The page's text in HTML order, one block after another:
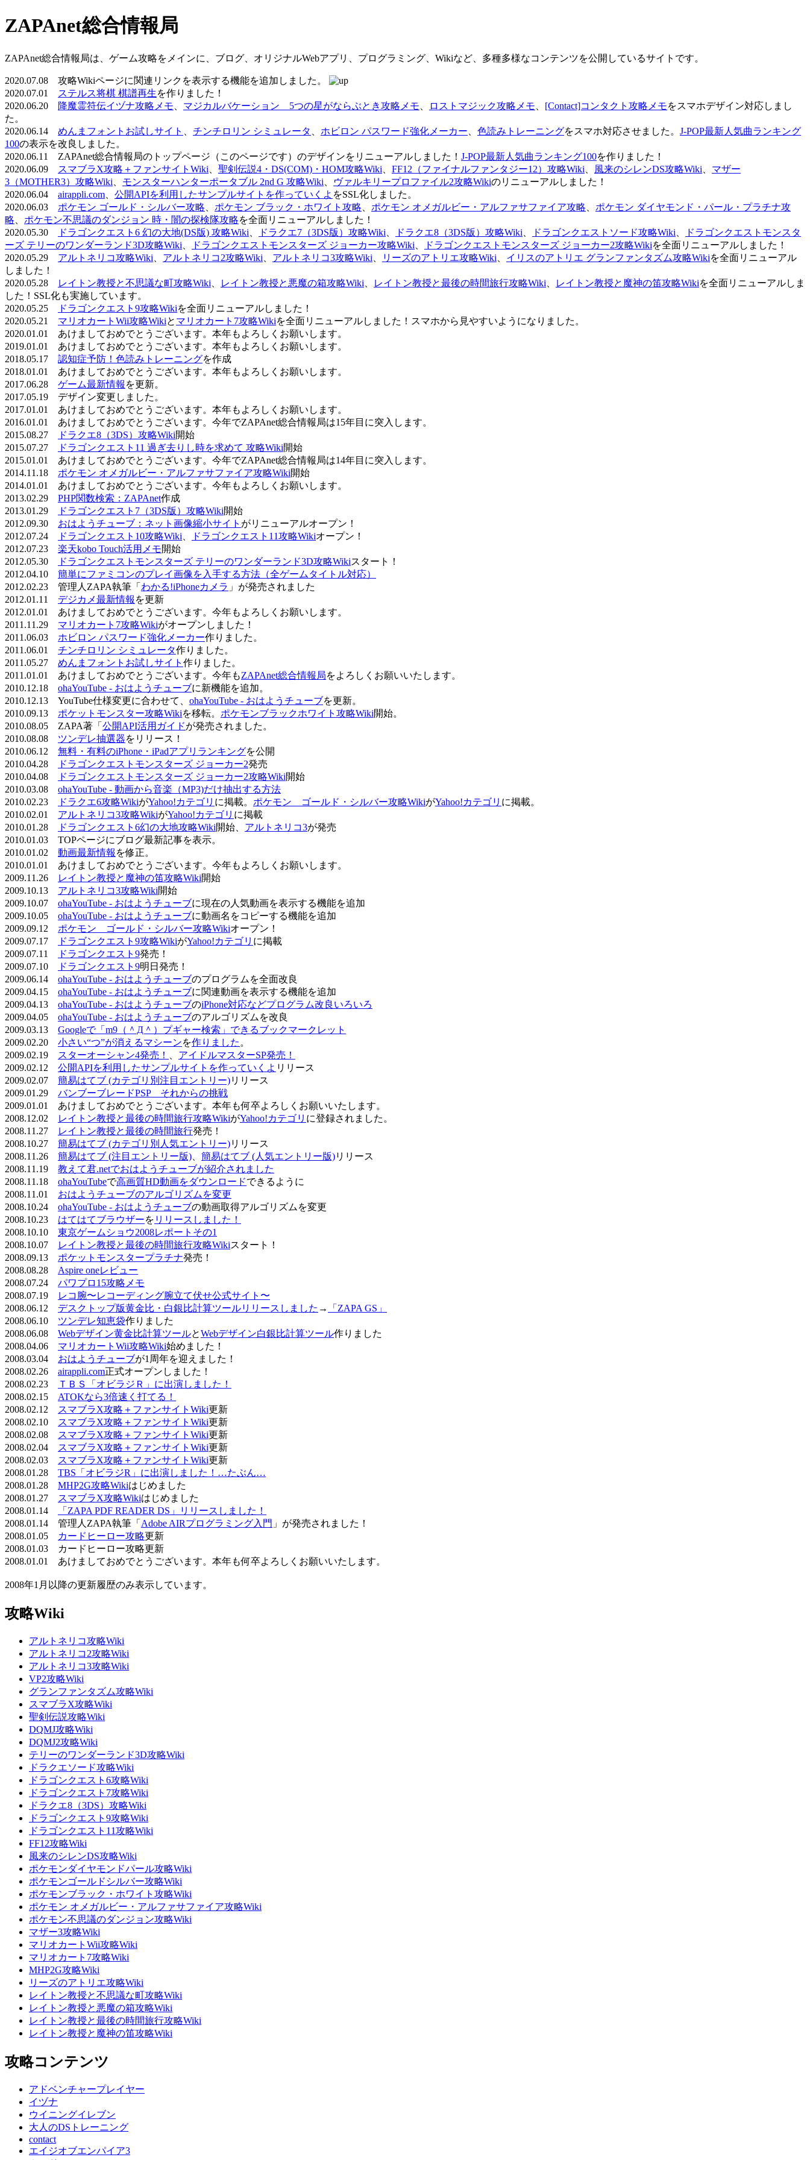
ZAPAnet総合情報局
ZAPAnet総合情報局は、ゲーム攻略をメインに、ブログ、オリジナルWebアプリ、プログラミング、Wikiなど、多種多様なコンテンツを公開しているサイトです。
2020.07.08 攻略Wikiページに関連リンクを表示する機能を追加しました。
2020.07.01
ステルス将棋 棋譜再生を作りました！
2020.06.20
降魔霊符伝イヅナ攻略メモ マジカルバケーション 5つの星がならぶとき攻略メモ ロストマジック攻略メモ [Contact]コンタクト攻略メモをスマホデザイン対応しまし
た。
2020.06.14 めんまフォントお試しサイト チンチロリン シミュレータ ホビロン パスワード強化メーカー 色読みトレーニングをスマホ対応させました。 J-POP最新人気曲ランキング
100の表示を改良しました。
2020.06.11 ZAPAnet総合情報局のトップページ（このページです）のデザインをリニューアルしました！ J-POP最新人気曲ランキング100を作りました！
2020.06.09
スマブラX攻略＋ファンサイトWiki 聖剣伝説4・DS(COM)・HOM攻略Wiki FF12（ファイナルファンタジー12）攻略Wiki 風来のシレンDS攻略Wiki
マザー
3（MOTHER3）攻略Wiki
モンスターハンターポータブル 2nd G 攻略Wiki ヴァルキリープロファイル2攻略Wikiのリニューアルしました！
2020.06.04 airappli.com 公開APIを利用したサンプルサイトを作っていくよ をSSL化しました。
2020.06.03 ポケモン ゴールド・シルバー攻略 ポケモン ブラック・ホワイト攻略 ポケモン オメガルビー・アルファサファイア攻略
ポケモン ダイヤモンド・パール・プラチナ攻
略
ポケモン不思議のダンジョン 時・闇の探検隊攻略を全面リニューアルしました！
2020.05.30
ドラゴンクエスト6 幻の大地(DS版) 攻略Wiki ドラクエ7（3DS版）攻略Wiki ドラクエ8（3DS版）攻略Wiki ドラゴンクエストソード攻略Wiki
ドラゴンクエストモンスタ
ーズ テリーのワンダーランド3D攻略Wiki
ドラゴンクエストモンスターズ ジョーカー攻略Wiki ドラゴンクエストモンスターズ ジョーカー2攻略Wikiを全面リニューアルしました！
2020.05.29 アルトネリコ攻略Wiki アルトネリコ2攻略Wiki アルトネリコ3攻略Wiki リーズのアトリエ攻略Wiki イリスのアトリエ グランファンタズム攻略Wikiを全面リニューアル
しました！
2020.05.28
レイトン教授と不思議な町攻略Wiki レイトン教授と悪魔の箱攻略Wiki レイトン教授と最後の時間旅行攻略Wiki レイトン教授と魔神の笛攻略Wikiを全面リニューアルしま
した！SSL化も実施しています。
2020.05.25
ドラゴンクエスト9攻略Wikiを全面リニューアルしました！
2020.05.21 マリオカートWii攻略Wikiと マリオカート7攻略Wikiを全面リニューアルしました！スマホから見やすいようになりました。
2020.01.01 あけましておめでとうございます。本年もよろしくお願いします。
2019.01.01 あけましておめでとうございます。本年もよろしくお願いします。
2018.05.17 認知症予防！色読みトレーニングを作成
2018.01.01 あけましておめでとうございます。本年もよろしくお願いします。
2017.06.28 ゲーム最新情報 を更新。
2017.05.19 デザイン変更しました。
2017.01.01 あけましておめでとうございます。本年もよろしくお願いします。
2016.01.01 あけましておめでとうございます。今年でZAPAnet総合情報局は15年目に突入します。
2015.08.27
ドラクエ8（3DS）攻略Wiki開始
2015.07.27
ドラゴンクエスト11 過ぎ去りし時を求めて 攻略Wiki開始
2015.01.01 あけましておめでとうございます。今年でZAPAnet総合情報局は14年目に突入します。
2014.11.18 ポケモン オメガルビー・アルファサファイア攻略Wiki開始
2014.01.01 あけましておめでとうございます。今年もよろしくお願いします。
2013.02.29 PHP関数検索：ZAPAnet作成
2013.01.29
ドラゴンクエスト7（3DS版）攻略Wiki開始
2012.09.30 おはようチューブ：ネット画像縮小サイト がリニューアルオープン！
2012.07.24
ドラゴンクエスト10攻略Wiki ドラゴンクエスト11攻略Wikiオープン！
2012.07.23 楽天kobo Touch活用メモ開始
2012.05.30
ドラゴンクエストモンスターズ テリーのワンダーランド3D攻略Wikiスタート！
2012.04.10 簡単にファミコンのプレイ画像を入手する方法（全ゲームタイトル対応）
2012.02.23 管理人ZAPA執筆「 わかる!iPhoneカメラ 」が発売されました
2012.01.11 デジカメ最新情報 を更新
2012.01.01 あけましておめでとうございます。今年もよろしくお願いします。
2011.11.29 マリオカート7攻略Wikiがオープンしました！
2011.06.03 ホビロン パスワード強化メーカー作りました。
2011.06.01 チンチロリン シミュレータ作りました。
2011.05.27 めんまフォントお試しサイト 作りました。
2011.01.01 あけましておめでとうございます。今年もZAPAnet総合情報局をよろしくお願いいたします。
2010.12.18 ohaYouTube - おはようチューブに新機能を追加。
2010.12.13 YouTube仕様変更に合わせて、 ohaYouTube - おはようチューブを更新。
2010.09.13 ポケットモンスター攻略Wikiを移転。 ポケモンブラックホワイト攻略Wiki開始。
2010.08.05 ZAPA著「 公開API活用ガイドが発売されました。
2010.08.08 ツンデレ抽選器をリリース！
2010.06.12 無料・有料のiPhone・iPadアプリランキングを公開
2010.04.28
ドラゴンクエストモンスターズ ジョーカー2発売
2010.04.08
ドラゴンクエストモンスターズ ジョーカー2攻略Wiki開始
2010.03.08 ohaYouTube - 動画から音楽（MP3)だけ抽出する方法
2010.02.23
ドラクエ6攻略WikiがYahoo!カテゴリ に掲載。 ポケモン ゴールド・シルバー攻略WikiがYahoo!カテゴリ に掲載。
2010.02.01 アルトネリコ3攻略WikiがYahoo!カテゴリ に掲載
2010.01.28
ドラゴンクエスト6幻の大地攻略Wiki開始、 アルトネリコ3が発売
2010.01.03 TOPページにブログ最新記事を表示。
2010.01.02 動画最新情報 を修正。
2010.01.01 あけましておめでとうございます。今年もよろしくお願いします。
2009.11.26
レイトン教授と魔神の笛攻略Wiki開始
2009.10.13 アルトネリコ3攻略Wiki開始
2009.10.07 ohaYouTube - おはようチューブに現在の人気動画を表示する機能を追加
2009.10.05 ohaYouTube - おはようチューブに動画名をコピーする機能を追加
2009.09.12 ポケモン ゴールド・シルバー攻略Wikiオープン！
2009.07.17
ドラゴンクエスト9攻略WikiがYahoo!カテゴリ に掲載
2009.07.11
ドラゴンクエスト9発売！
2009.07.10
ドラゴンクエスト9明日発売！
2009.06.14 ohaYouTube - おはようチューブのプログラムを全面改良
2009.04.15 ohaYouTube - おはようチューブに関連動画を表示する機能を追加
2009.04.13 ohaYouTube - おはようチューブのiPhone対応などプログラム改良いろいろ
2009.04.05 ohaYouTube - おはようチューブのアルゴリズムを改良
2009.03.13 Googleで「m9（＾Д＾）プギャー検索」できるブックマークレット
2009.02.20 小さい“つ”が消えるマシーンを作りました 。
2009.02.19
スターオーシャン4発売！
アイドルマスターSP発売！
2009.02.12 公開APIを利用したサンプルサイトを作っていくよ リリース
2009.02.07 簡易はてブ (カテゴリ別注目エントリー)リリース
2009.01.29 バンブーブレードPSP それからの挑戦
2009.01.01 あけましておめでとうございます。本年も何卒よろしくお願いいたします。
2008.12.02
レイトン教授と最後の時間旅行攻略WikiがYahoo!カテゴリ に登録されました。
2008.11.27
レイトン教授と最後の時間旅行発売！
2008.10.27 簡易はてブ (カテゴリ別人気エントリー)リリース
2008.11.26 簡易はてブ (注目エントリー版) 簡易はてブ (人気エントリー版)リリース
2008.11.19 教えて君.netでおはようチューブが紹介されました
2008.11.18 ohaYouTubeで高画質HD動画をダウンロードできるように
2008.11.01 おはようチューブのアルゴリズムを変更
2008.10.24 ohaYouTube - おはようチューブの動画取得アルゴリズムを変更
2008.10.23 はてはてブラウザーを リリースしました！
2008.10.10 東京ゲームショウ2008レポートその1
2008.10.07
レイトン教授と最後の時間旅行攻略Wikiスタート！
2008.09.13 ポケットモンスタープラチナ発売！
2008.08.28 Aspire oneレビュー
2008.07.24 パワプロ15攻略メモ
2008.07.19
レコ腕〜レコーディング腕立て伏せ公式サイト〜
2008.06.12 デスクトップ版黄金比・白銀比計算ツールリリースしました →
「ZAPA GS」
2008.06.10 ツンデレ知恵袋作りました
2008.06.08 Webデザイン黄金比計算ツールとWebデザイン白銀比計算ツール作りました
2008.04.06 マリオカートWii攻略Wiki始めました！
2008.03.04 おはようチューブが1周年を迎えました！
2008.02.26 airappli.com正式オープンしました！
2008.02.23
ＴＢＳ「オビラジＲ」に出演しました！
2008.02.15 ATOKなら3倍速く打てる！
2008.02.12
スマブラX攻略＋ファンサイトWiki更新
2008.02.10
スマブラX攻略＋ファンサイトWiki更新
2008.02.08
スマブラX攻略＋ファンサイトWiki更新
2008.02.04
スマブラX攻略＋ファンサイトWiki更新
2008.02.03
スマブラX攻略＋ファンサイトWiki更新
2008.01.28 TBS「オビラジR」に出演しました！…たぶん…
2008.01.28 MHP2G攻略Wikiはじめました
2008.01.27
スマブラX攻略Wikiはじめました
2008.01.14
「ZAPA PDF READER DS」リリースしました！
2008.01.14 管理人ZAPA執筆「 Adobe AIRプログラミング入門 」が発売されました！
2008.01.05
カードヒーロー攻略更新
2008.01.03 カードヒーロー攻略更新
2008.01.01 あけましておめでとうございます。本年も何卒よろしくお願いいたします。
2008年1月以降の更新履歴のみ表示しています。
攻略Wiki
アルトネリコ攻略Wiki
アルトネリコ2攻略Wiki
アルトネリコ3攻略Wiki
VP2攻略Wiki
グランファンタズム攻略Wiki
スマブラX攻略Wiki
聖剣伝説攻略Wiki
DQMJ攻略Wiki
DQMJ2攻略Wiki
テリーのワンダーランド3D攻略Wiki
ドラクエソード攻略Wiki
ドラゴンクエスト6攻略Wiki
ドラゴンクエスト7攻略Wiki
ドラクエ8（3DS）攻略Wiki
ドラゴンクエスト9攻略Wiki
ドラゴンクエスト11攻略Wiki
FF12攻略Wiki
風来のシレンDS攻略Wiki
ポケモンダイヤモンドパール攻略Wiki
ポケモンゴールドシルバー攻略Wiki
ポケモンブラック・ホワイト攻略Wiki
ポケモン オメガルビー・アルファサファイア攻略Wiki
ポケモン不思議のダンジョン攻略Wiki
マザー3攻略Wiki
マリオカートWii攻略Wiki
マリオカート7攻略Wiki
MHP2G攻略Wiki
リーズのアトリエ攻略Wiki
レイトン教授と不思議な町攻略Wiki
レイトン教授と悪魔の箱攻略Wiki
レイトン教授と最後の時間旅行攻略Wiki
レイトン教授と魔神の笛攻略Wiki
攻略コンテンツ
アドベンチャープレイヤー
イヅナ
ウイニングイレブン
大人のDSトレーニング
contact
エイジオブエンパイア3